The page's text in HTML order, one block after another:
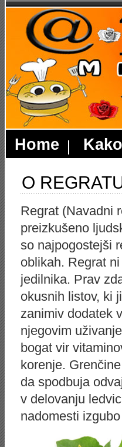
Home
O
Regrat (Navadni
preizkušeno
so najpogostejši
oblikah. Regrat
jedilnika. Prav
okusnih listov, ki
zanimiv dodatek
njegovim
bogat vir
korenje.
da spodbuja
v delovanju
nadomesti